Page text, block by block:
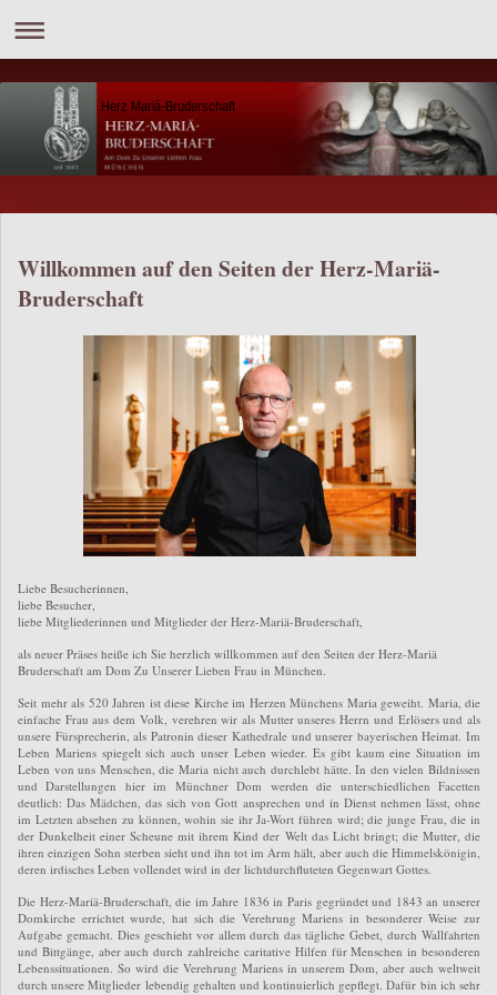
Herz Mariá-Bruderschaft
Willkommen auf den Seiten der Herz-Mariä-
Bruderschaft
Liebe Besucherinnen,
liebe Besucher,
liebe Mitgliederinnen und Mitglieder der Herz-Mariä-Bruderschaft,
als neuer Präses heiße ich Sie herzlich willkommen auf den Seiten der Herz-Mariä
Bruderschaft am Dom Zu Unserer Lieben Frau in München.
Seit mehr als 520 Jahren ist diese Kirche im Herzen Münchens Maria geweiht. Maria, die
einfache Frau aus dem Volk, verehren wir als Mutter unseres Herrn und Erlösers und als
unsere Fürsprecherin, als Patronin dieser Kathedrale und unserer bayerischen Heimat. Im
Leben Mariens spiegelt sich auch unser Leben wieder. Es gibt kaum eine Situation im
Leben von uns Menschen, die Maria nicht auch durchlebt hätte. In den vielen Bildnissen
und Darstellungen hier im Münchner Dom werden die unterschiedlichen Facetten
deutlich: Das Mädchen, das sich von Gott ansprechen und in Dienst nehmen lässt, ohne
im Letzten absehen zu können, wohin sie ihr Ja-Wort führen wird; die junge Frau, die in
der Dunkelheit einer Scheune mit ihrem Kind der Welt das Licht bringt; die Mutter, die
ihren einzigen Sohn sterben sieht und ihn tot im Arm hält, aber auch die Himmelskönigin,
deren irdisches Leben vollendet wird in der lichtdurchfluteten Gegenwart Gottes.
Die Herz-Mariä-Bruderschaft, die im Jahre 1836 in Paris gegründet und 1843 an unserer
Domkirche errichtet wurde, hat sich die Verehrung Mariens in besonderer Weise zur
Aufgabe gemacht. Dies geschieht vor allem durch das tägliche Gebet, durch Wallfahrten
und Bittgänge, aber auch durch zahlreiche caritative Hilfen für Menschen in besonderen
Lebenssituationen. So wird die Verehrung Mariens in unserem Dom, aber auch weltweit
durch unsere Mitglieder lebendig gehalten und kontinuierlich gepflegt. Dafür bin ich sehr